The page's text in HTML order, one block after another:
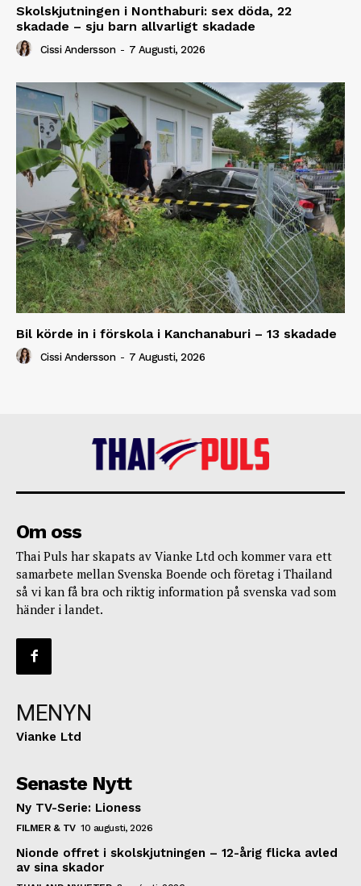
Skolskjutningen i Nonthaburi: sex döda, 22
skadade – sju barn allvarligt skadade
Cissi Andersson - 7 Augusti, 2026
Bil körde in i förskola i Kanchanaburi – 13 skadade
Cissi Andersson - 7 Augusti, 2026
Om oss
Thai Puls har skapats av Vianke Ltd och kommer vara ett
samarbete mellan Svenska Boende och företag i Thailand
så vi kan få bra och riktig information på svenska vad som
händer i landet.
MENYN
Vianke Ltd
Senaste Nytt
Ny TV-Serie: Lioness
FILMER & TV 10 augusti, 2026
Nionde offret i skolskjutningen – 12-årig flicka avled
av sina skador